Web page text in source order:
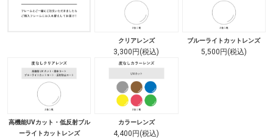
クリアレンズ
3,300円(税込)
ブルーライトカットレンズ
5,500円(税込)
高機能UVカット・低反射ブル
ーライトカットレンズ
カラーレンズ
4,400円(税込)